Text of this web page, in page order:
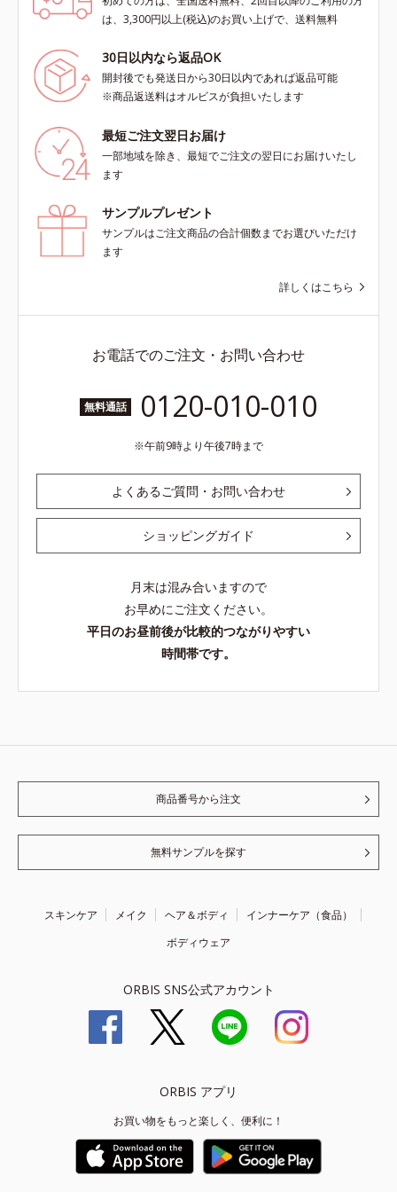
は、3,300円以上(税込)のお買い上げで、送料無料
30日以内なら返品OK
開封後でも発送日から30日以内であれば返品可能
※商品返送料はオルビスが負担いたします
最短ご注文翌日お届け
一部地域を除き、最短でご注文の翌日にお届けいたし
ます
サンプルプレゼント
サンプルはご注文商品の合計個数までお選びいただけ
ます
詳しくはこちら
お電話でのご注文・お問い合わせ
無料通話 0120-010-010
午前9時より午後7時まで
よくあるご質問・お問い合わせ
ショッピングガイド
月末は混み合いますので
お早めにご注文ください。
平日のお昼前後が比較的つながりやすい
時間帯です。
商品番号から注文
無料サンプルを探す
スキンケア メイク ヘア＆ボディ
インナーケア（食品）
ボディウェア
ORBIS SNS公式アカウント
ORBIS アプリ
お買い物をもっと楽しく、便利に！